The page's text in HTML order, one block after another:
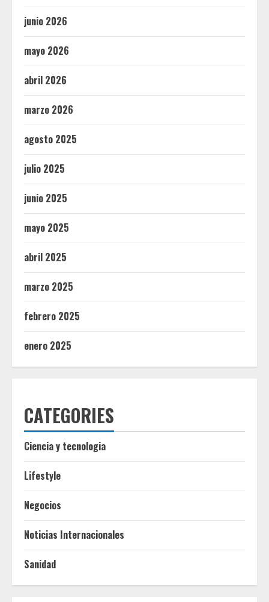
junio 2026
mayo 2026
abril 2026
marzo 2026
agosto 2025
julio 2025
junio 2025
mayo 2025
abril 2025
marzo 2025
febrero 2025
enero 2025
CATEGORIES
Ciencia y tecnologia
Lifestyle
Negocios
Noticias Internacionales
Sanidad